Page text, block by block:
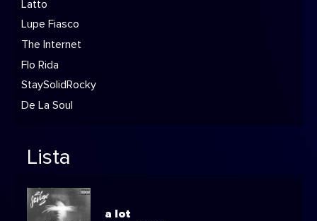
Latto
Lupe Fiasco
The Internet
Flo Rida
StaySolidRocky
De La Soul
Lista
a lot